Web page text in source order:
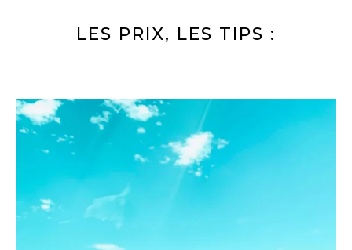
LES PRIX, LES TIPS :